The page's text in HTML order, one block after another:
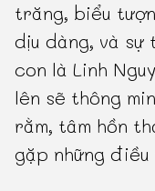
trăng, biểu
dịu dàng, và
con là Linh
lên sẽ thông
rằm, tâm hồn
gặp những